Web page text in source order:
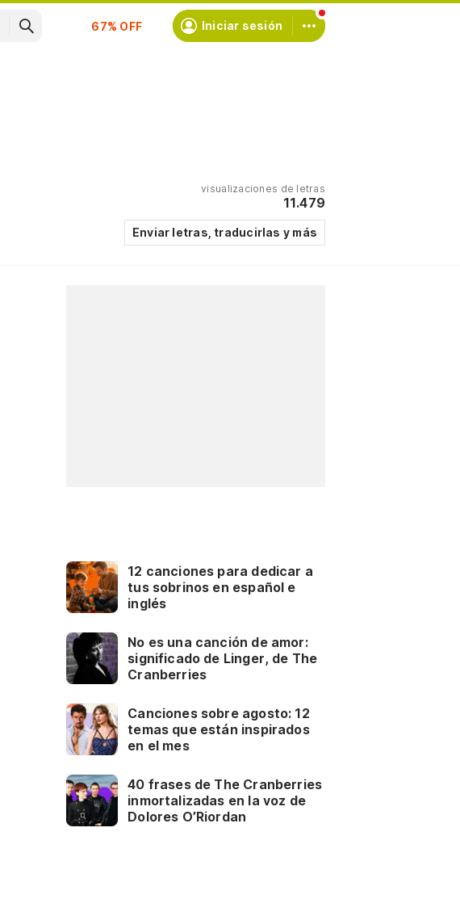
Suscríbete Iniciar sesión
visualizaciones de letras
11.479
Enviar letras, traducirlas y más
12 canciones para dedicar a
tus sobrinos en español e
inglés
No es una canción de amor:
significado de Linger, de The
Cranberries
Canciones sobre agosto: 12
temas que están inspirados
en el mes
40 frases de The Cranberries
inmortalizadas en la voz de
Dolores O’Riordan